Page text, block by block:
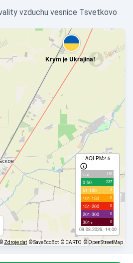
vzduchu vesnice Tsvetkovo
Krym je Ukrajina!
AQI PM2.5
с/д 110
0-50 237
51-100 3
101-150 0
151-200 0
201-300 0
301+ 0
09.08.2026, 14:00
© Zdroje dat © SaveEcoBot © CARTO © OpenStreetMap